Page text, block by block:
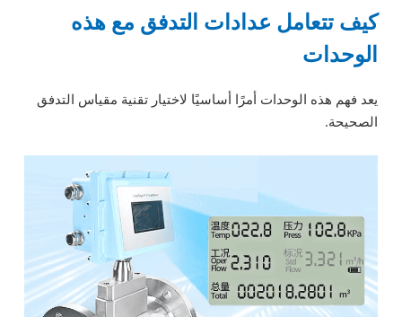
كيف تتعامل عدادات التدفق مع هذه
الوحدات
يعد فهم هذه الوحدات أمرًا أساسيًا لاختيار تقنية مقياس التدفق
الصحيحة.